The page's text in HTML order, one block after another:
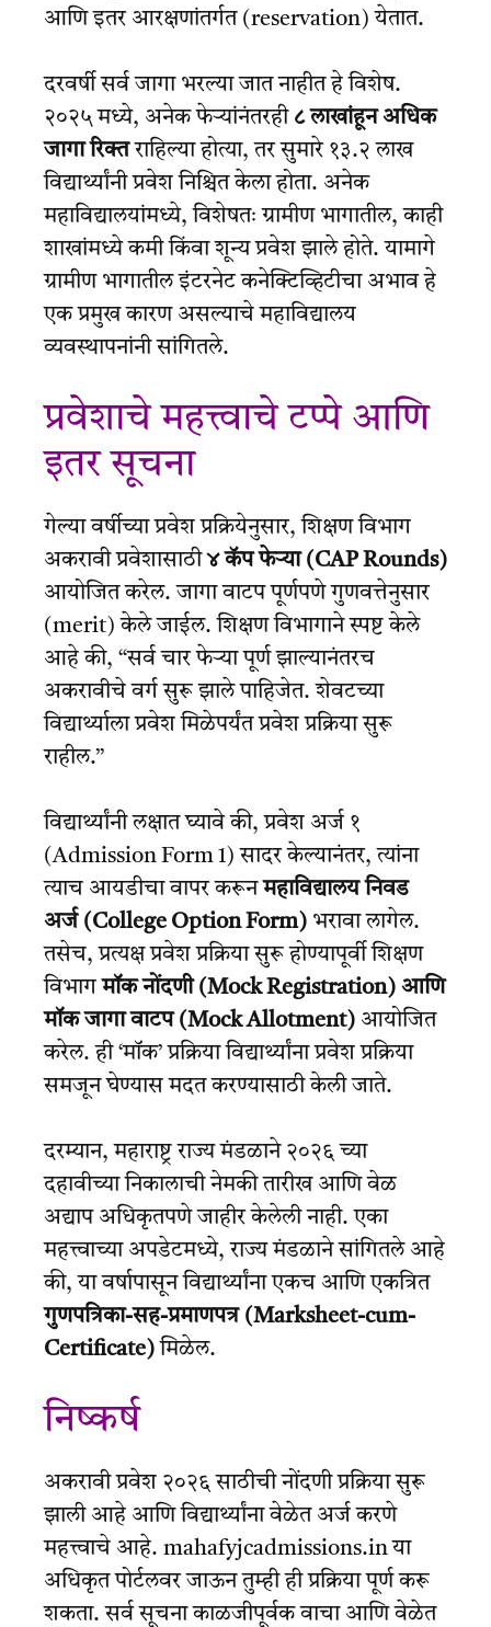
आणि इतर आरक्षणांतर्गत (reservation) येतात.
दरवर्षी सर्व जागा भरल्या जात नाहीत हे विशेष.
२०२५ मध्ये, अनेक फेऱ्यांनंतरही ८ लाखांहून अधिक
जागा रिक्तराहिल्या होत्या, तर सुमारे १३.२ लाख
विद्यार्थ्यांनी प्रवेश निश्चित केला होता. अनेक
महाविद्यालयांमध्ये, विशेषतः ग्रामीण भागातील, काही
शाखांमध्ये कमी किंवा शून्य प्रवेश झाले होते. यामागे
ग्रामीण भागातील इंटरनेट कनेक्टिव्हिटीचा अभाव हे
एक प्रमुख कारण असल्याचे महाविद्यालय
व्यवस्थापनांनी सांगितले.
प्रवेशाचे महत्त्वाचे टप्पे आणि
इतर सूचना
गेल्या वर्षीच्या प्रवेश प्रक्रियेनुसार, शिक्षण विभाग
अकरावी प्रवेशासाठी४ कॅप फेऱ्या (CAP Rounds)
आयोजित करेल. जागा वाटप पूर्णपणे गुणवत्तेनुसार
(merit) केले जाईल. शिक्षण विभागाने स्पष्ट केले
आहे की, “सर्व चार फेऱ्या पूर्ण झाल्यानंतरच
अकरावीचे वर्ग सुरू झाले पाहिजेत. शेवटच्या
विद्यार्थ्याला प्रवेश मिळेपर्यंत प्रवेश प्रक्रिया सुरू
राहील.”
विद्यार्थ्यांनी लक्षात घ्यावे की, प्रवेश अर्ज १
(Admission Form 1) सादर केल्यानंतर, त्यांना
त्याच आयडीचा वापर करून महाविद्यालय निवड
अर्ज (College Option Form) भरावा लागेल.
तसेच, प्रत्यक्ष प्रवेश प्रक्रिया सुरू होण्यापूर्वी शिक्षण
विभाग मॉक नोंदणी (Mock Registration) आणि
मॉक जागा वाटप (Mock Allotment) आयोजित
करेल. ही ‘मॉक’ प्रक्रिया विद्यार्थ्यांना प्रवेश प्रक्रिया
समजून घेण्यास मदत करण्यासाठी केली जाते.
दरम्यान, महाराष्ट्र राज्य मंडळाने २०२६ च्या
दहावीच्या निकालाची नेमकी तारीख आणि वेळ
अद्याप अधिकृतपणे जाहीर केलेली नाही. एका
महत्त्वाच्या अपडेटमध्ये, राज्य मंडळाने सांगितले आहे
की, या वर्षापासून विद्यार्थ्यांना एकच आणि एकत्रित
गुणपत्रिका-सह-प्रमाणपत्र (Marksheet-cum-
Certificate) मिळेल.
निष्कर्ष
अकरावी प्रवेश २०२६ साठीची नोंदणी प्रक्रिया सुरू
झाली आहे आणि विद्यार्थ्यांना वेळेत अर्ज करणे
महत्त्वाचे आहे. mahafyjcadmissions.in या
अधिकृत पोर्टलवर जाऊन तुम्ही ही प्रक्रिया पूर्ण करू
शकता. सर्व सूचना काळजीपूर्वक वाचा आणि वेळेत